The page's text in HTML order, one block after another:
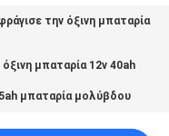
την όξινη μπαταρία
μπαταρία 12v 40ah
μπαταρία μολύβδου